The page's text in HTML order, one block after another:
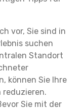
vor, Sie sind in
suchen
Standort
können Sie Ihre
reduzieren.
Sie mit der